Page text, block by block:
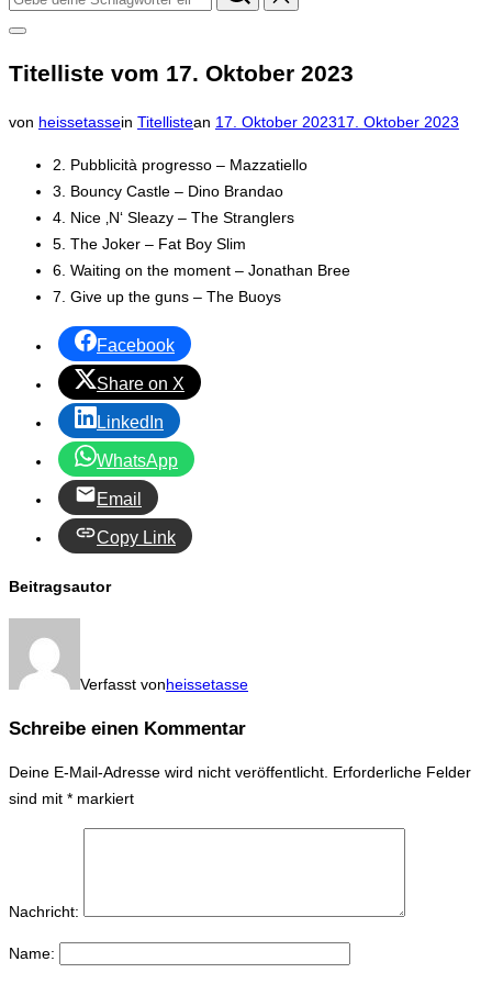
nach:
Seitenleiste
Navigation
Titelliste vom 17. Oktober 2023
von heissetassein Titellistean Veröffentlicht
17. Oktober 202317. Oktober 2023
2. Pubblicità progresso – Mazzatiello
3. Bouncy Castle – Dino Brandao
4. Nice ‚N‘ Sleazy – The Stranglers
5. The Joker – Fat Boy Slim
6. Waiting on the moment – Jonathan Bree
7. Give up the guns – The Buoys
Facebook
Share on X
LinkedIn
WhatsApp
Email
Copy Link
Beitragsautor
Verfasst vonheissetasse
Schreibe einen Kommentar
Deine E-Mail-Adresse wird nicht veröffentlicht. Erforderliche Felder
sind mit * markiert
Nachricht:
Name: